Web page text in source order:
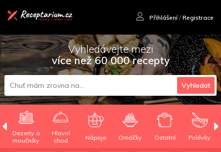
Přihlášení/ Registrace
Vyhledávejte mezi
více než 60 000 recepty
Vyhledat
Dezerty a
moučníky
Hlavní
chod
Nápoje Omáčky Ostatní Polévky